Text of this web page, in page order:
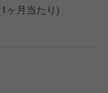
ヶ月当たり)